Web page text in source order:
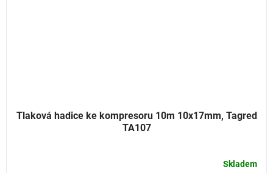
Tlaková hadice ke kompresoru 10m 10x17mm, Tagred
TA107
Skladem